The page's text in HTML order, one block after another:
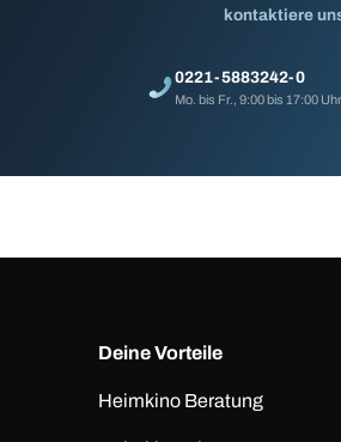
kontaktiere
0221-5883242-0
Mo. bis Fr., 9:00 bis 17:00 Uhr
Deine Vorteile
Heimkino Beratung